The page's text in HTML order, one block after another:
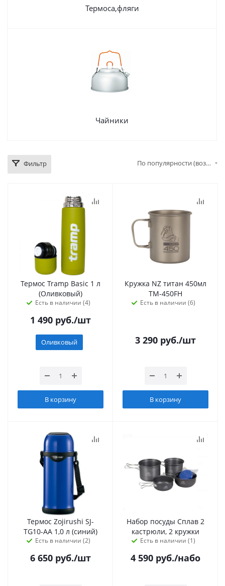
Термоса,фляги
Чайники
Фильтр По популярности (возрастание)
Термос Tramp Basic 1 л
(Оливковый)
Есть в наличии (4)
1 490 руб./шт
Оливковый
В корзину
Кружка NZ титан 450мл
TM-450FH
Есть в наличии (6)
3 290 руб./шт
В корзину
Термос Zojirushi SJ-
TG10-AA 1,0 л (синий)
Есть в наличии (2)
6 650 руб./шт
Набор посуды Сплав 2
кастрюли, 2 кружки
Есть в наличии (1)
4 590 руб./набо